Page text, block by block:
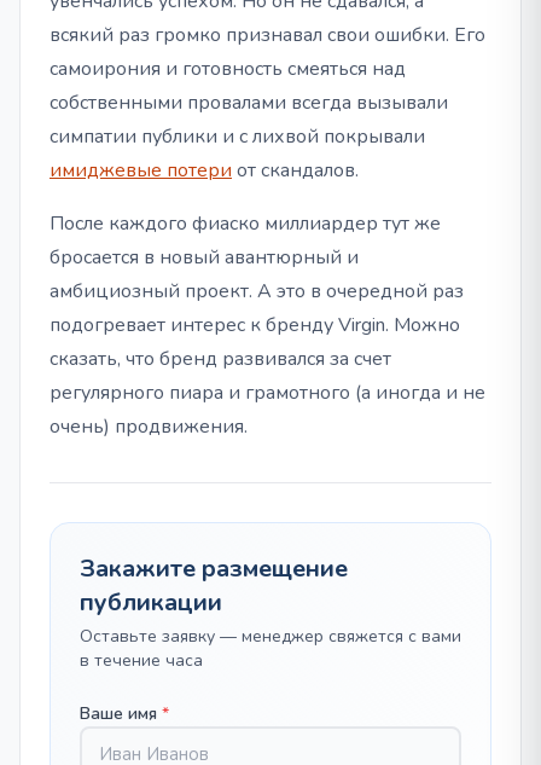
всякий раз громко признавал свои ошибки. Его
самоирония и готовность смеяться над
собственными провалами всегда вызывали
симпатии публики и с лихвой покрывали
имиджевые потери от скандалов.
После каждого фиаско миллиардер тут же
бросается в новый авантюрный и
амбициозный проект. А это в очередной раз
подогревает интерес к бренду Virgin. Можно
сказать, что бренд развивался за счет
регулярного пиара и грамотного (а иногда и не
очень) продвижения.
Закажите размещение
публикации
Оставьте заявку — менеджер свяжется с вами
в течение часа
Ваше имя *